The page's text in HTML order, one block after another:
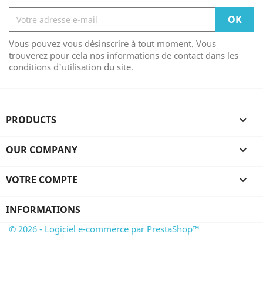
Vous pouvez vous désinscrire à tout moment. Vous
trouverez pour cela nos informations de contact dans les
conditions d'utilisation du site.
PRODUCTS 
OUR COMPANY 
VOTRE COMPTE 
INFORMATIONS
© 2026 - Logiciel e-commerce par PrestaShop™